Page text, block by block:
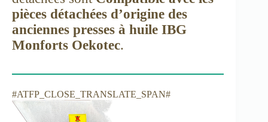
pièces détachées d’origine des
anciennes presses à huile IBG
Monforts Oekotec.
#ATFP_CLOSE_TRANSLATE_SPAN#